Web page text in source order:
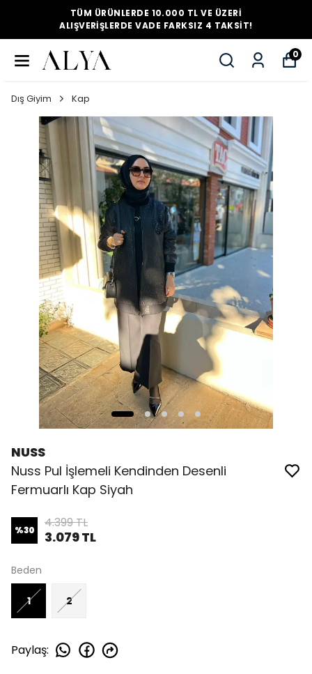
TÜM ÜRÜNLERDE 10.000 TL VE ÜZERI
ALIŞVERIŞLERDE VADE FARKSIZ 4 TAKSIT!
0
Dış Giyim Kap
NUSS
Nuss Pul İşlemeli Kendinden Desenli
Fermuarlı Kap Siyah
%30 4.399 TL
3.079 TL
Beden
1 2
Paylaş: